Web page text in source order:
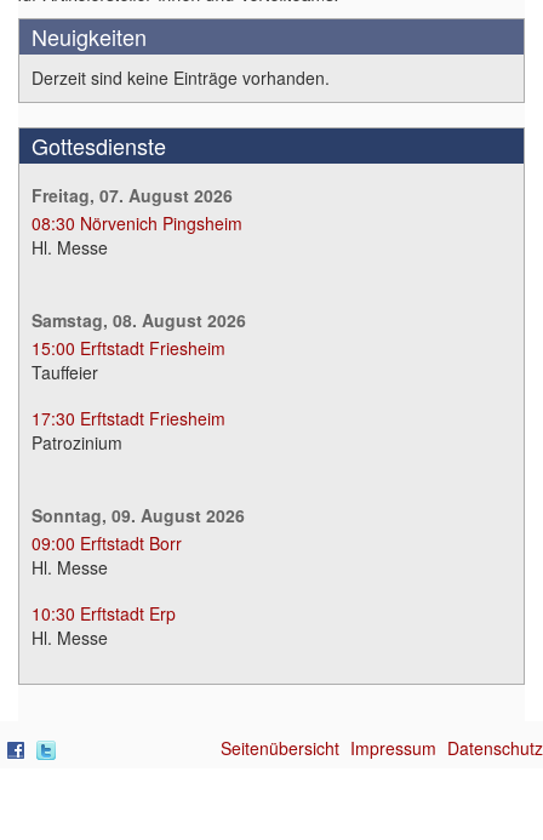
Neuigkeiten
Derzeit sind keine Einträge vorhanden.
Gottesdienste
Freitag, 07. August 2026
08:30 Nörvenich Pingsheim
Hl. Messe
Samstag, 08. August 2026
15:00 Erftstadt Friesheim
Tauffeier
17:30 Erftstadt Friesheim
Patrozinium
Sonntag, 09. August 2026
09:00 Erftstadt Borr
Hl. Messe
10:30 Erftstadt Erp
Hl. Messe
Seitenübersicht Impressum Datenschutz